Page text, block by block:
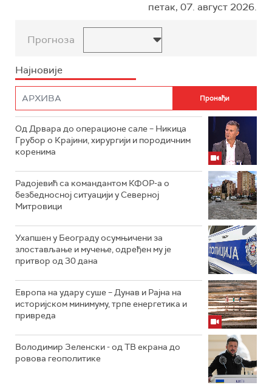
петак, 07. август 2026.
Прогноза
Најновије
Од Дрвара до операционе сале – Никица
Грубор о Крајини, хирургији и породичним
коренима
Радојевић са командантом КФОР-а о
безбедносној ситуацији у Северној
Митровици
Ухапшен у Београду осумњичени за
злостављање и мучење, одређен му је
притвор од 30 дана
Европа на удару суше – Дунав и Рајна на
историјском минимуму, трпе енергетика и
привреда
Володимир Зеленски - од ТВ екрана до
ровова геополитике